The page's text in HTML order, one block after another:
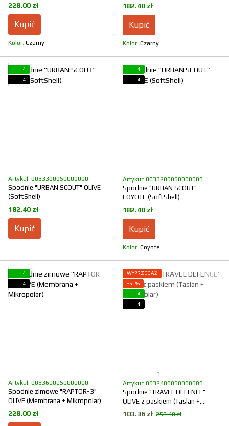
228.00 zł
Kupić
Kolor Czarny
182.40 zł
Kupić
Kolor Czarny
4
4
Artykuł: 00333000S0000000
Spodnie "URBAN SCOUT" OLIVE
(SoftShell)
182.40 zł
Kupić
4
4
Artykuł: 00332000S0000000
Spodnie "URBAN SCOUT"
COYOTE (SoftShell)
182.40 zł
Kupić
Kolor Coyote
4
4
Artykuł: 00336000S0000000
Spodnie zimowe "RAPTOR-3"
OLIVE (Membrana + Mikropolar)
228.00 zł
WYPRZEDAŻ
−60%
4
4
1
Artykuł: 00324000S0000000
Spodnie "TRAVEL DEFENCE"
OLIVE z paskiem (Taslan +
Mikropolar)
103.36 zł 258.40 zł